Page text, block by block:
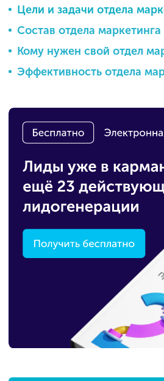
Цели и задачи отдела
Состав отдела маркетинга
Кому нужен свой отдел
Эффективность отдела